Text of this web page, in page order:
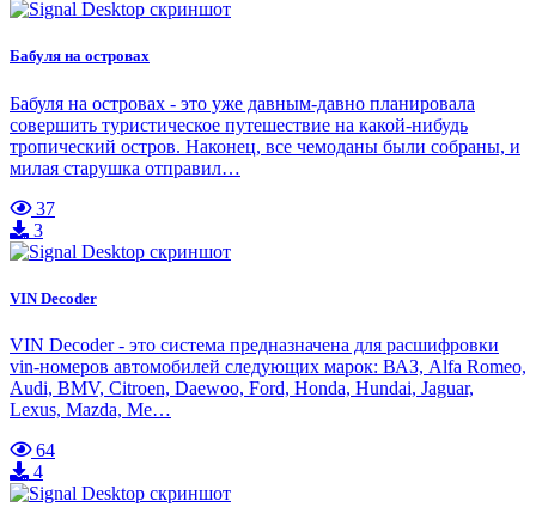
Бабуля на островах
Бабуля на островах - это уже давным-давно планировала
совершить туристическое путешествие на какой-нибудь
тропический остров. Наконец, все чемоданы были собраны, и
милая старушка отправил…
37
3
VIN Decoder
VIN Decoder - это система предназначена для расшифровки
vin-номеров автомобилей следующих марок: ВАЗ, Alfa Romeo,
Audi, BMV, Citroen, Daewoo, Ford, Honda, Hundai, Jaguar,
Lexus, Mazda, Me…
64
4